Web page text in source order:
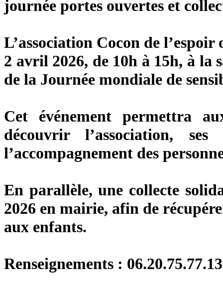
journée portes ouvertes et
L’association Cocon de
2 avril 2026, de 10h à 15h, à la
de la Journée mondiale de
Cet événement permettra
découvrir l’association,
l’accompagnement des
En parallèle, une collecte
2026 en mairie, afin de
aux enfants.
Renseignements :